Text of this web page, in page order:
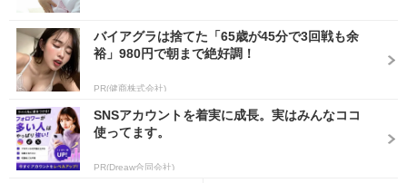
バイアグラは捨てた「65歳が45分で3回戦も余
裕」980円で朝まで絶好調！
PR(健商株式会社)
SNSアカウントを着実に成長。実はみんなココ
使ってます。
PR(Dreaw合同会社)